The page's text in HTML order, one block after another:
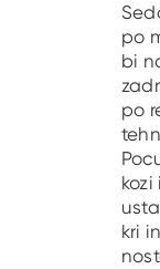
po
bi
po
kri